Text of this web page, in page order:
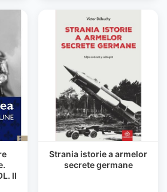
II
Strania istorie a armelor
secrete germane